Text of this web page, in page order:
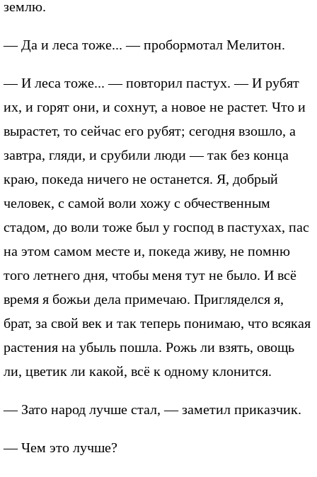
землю.
— Да и леса тоже... — пробормотал Мелитон.
— И леса тоже... — повторил пастух. — И рубят
их, и горят они, и сохнут, а новое не растет. Что и
вырастет, то сейчас его рубят; сегодня взошло, а
завтра, гляди, и срубили люди — так без конца
краю, покеда ничего не останется. Я, добрый
человек, с самой воли хожу с обчественным
стадом, до воли тоже был у господ в пастухах, пас
на этом самом месте и, покеда живу, не помню
того летнего дня, чтобы меня тут не было. И всё
время я божьи дела примечаю. Пригляделся я,
брат, за свой век и так теперь понимаю, что всякая
растения на убыль пошла. Рожь ли взять, овощь
ли, цветик ли какой, всё к одному клонится.
— Зато народ лучше стал, — заметил приказчик.
— Чем это лучше?